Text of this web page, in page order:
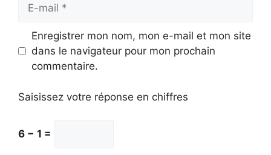
Enregistrer mon nom, mon e-mail et mon site
dans le navigateur pour mon prochain
commentaire.
Saisissez votre réponse en chiffres
6 − 1 =